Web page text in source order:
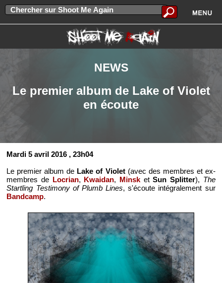
NEWS
Le premier album de Lake of Violet
en écoute
Mardi 5 avril 2016 , 23h04
Le premier album de Lake of Violet(avec des membres et ex-
membres de Locrian, Kwaidan, Minsk etSun Splitter), The
Startling Testimony of Plumb Lines, s'écoute intégralement sur
Bandcamp.